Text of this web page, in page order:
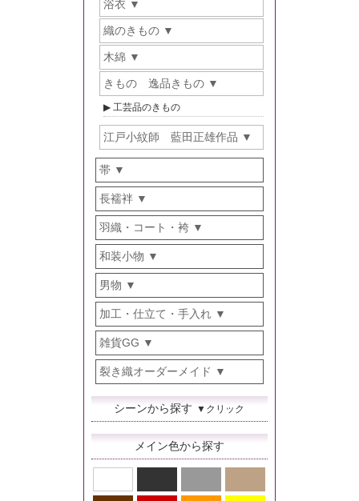
浴衣
織のきもの
木綿
きもの 逸品きもの
工芸品のきもの
江戸小紋師 藍田正雄作品
帯
長襦袢
羽織・コート・袴
和装小物
男物
加工・仕立て・手入れ
雑貨GG
裂き織オーダーメイド
シーンから探す ▼クリック
メイン色から探す